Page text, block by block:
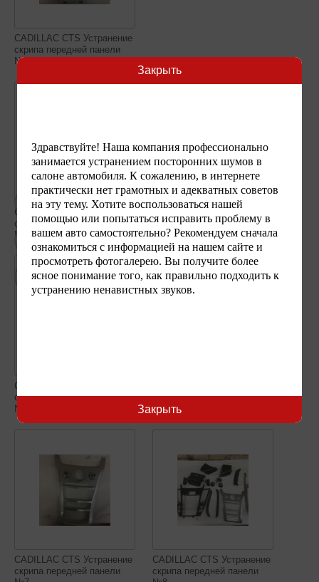
CADILLAC CTS Устранение
скрипа передней панели
№3
CADILLAC CTS Устранение
скрипа передней панели
№4
CADILLAC CTS Устранение
скрипа передней панели
№5
CADILLAC CTS Устранение
скрипа передней панели
№6
CADILLAC CTS Устранение
скрипа передней панели
CADILLAC CTS Устранение
скрипа передней панели
Закрыть
Здравствуйте! Наша компания профессионально
занимается устранением посторонних шумов в
салоне автомобиля. К сожалению, в интернете
практически нет грамотных и адекватных советов
на эту тему. Хотите воспользоваться нашей
помощью или попытаться исправить проблему в
вашем авто самостоятельно? Рекомендуем сначала
ознакомиться с информацией на нашем сайте и
просмотреть фотогалерею. Вы получите более
ясное понимание того, как правильно подходить к
устранению ненавистных звуков.
Закрыть